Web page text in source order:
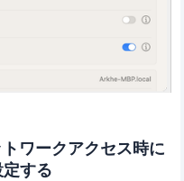
ワークアクセス時に
する